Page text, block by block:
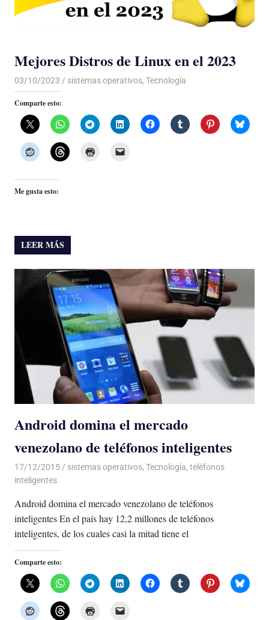
Mejores Distros de Linux en el 2023
03/10/2023 De todo un Poco
sistemas operativos, Tecnología
Comparte esto:
Me gusta esto:
LEER MÁS
Android domina el mercado
venezolano de teléfonos inteligentes
17/12/2015 Luis Castellanos
sistemas operativos, Tecnología, teléfonos
inteligentes
Android domina el mercado venezolano de teléfonos
inteligentes En el país hay 12,2 millones de teléfonos
inteligentes, de los cuales casi la mitad tiene el
Comparte esto: